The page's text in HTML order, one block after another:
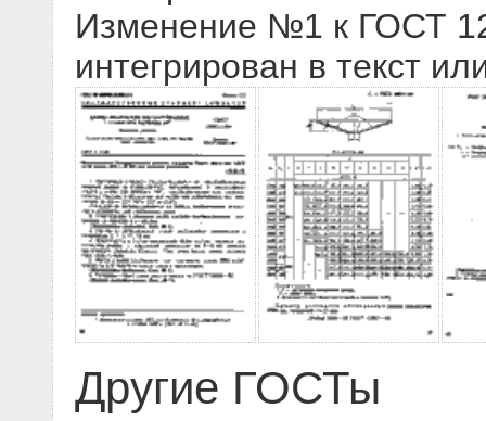
Изменение №1 к ГОСТ
интегрирован в текст
Другие ГОСТы